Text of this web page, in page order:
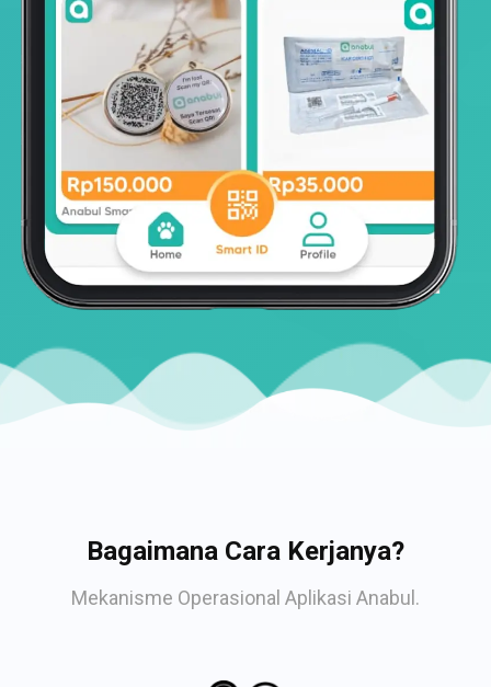
Bagaimana Cara Kerjanya?
Mekanisme Operasional Aplikasi Anabul.